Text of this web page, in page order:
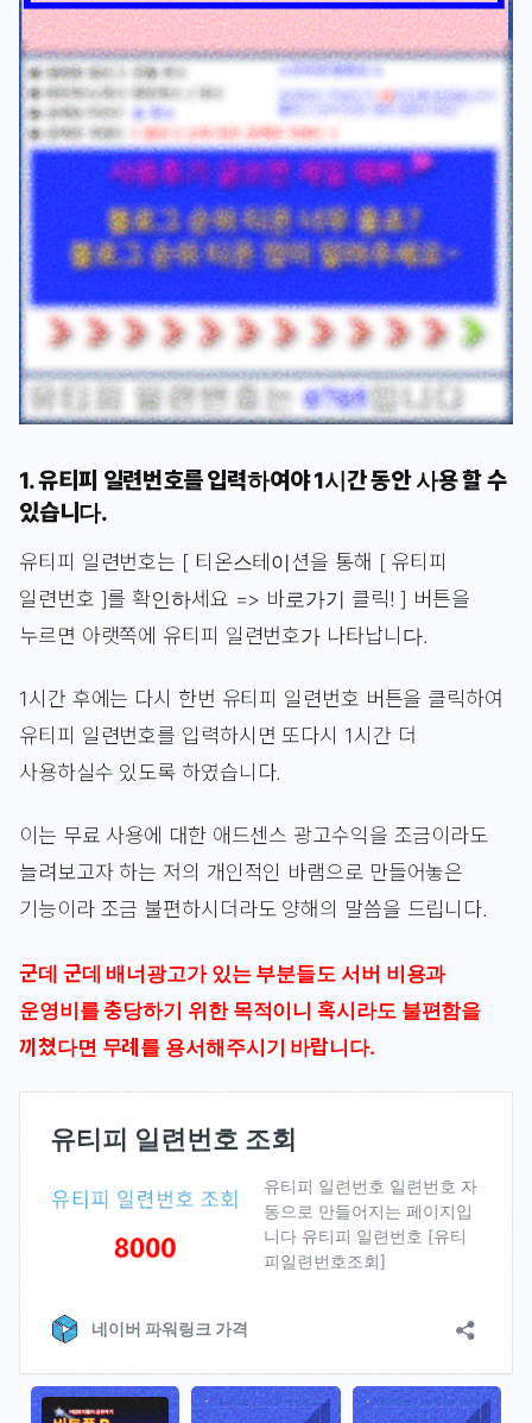
1. 유티피 일련번호를 입력하여야 1시간 동안 사용 할 수
있습니다.
유티피 일련번호는 [ 티온스테이션을 통해 [ 유티피
일련번호 ]를 확인하세요 => 바로가기 클릭! ] 버튼을
누르면 아랫쪽에 유티피 일련번호가 나타납니다.
1시간 후에는 다시 한번 유티피 일련번호 버튼을 클릭하여
유티피 일련번호를 입력하시면 또다시 1시간 더
사용하실수 있도록 하였습니다.
이는 무료 사용에 대한 애드센스 광고수익을 조금이라도
늘려보고자 하는 저의 개인적인 바램으로 만들어놓은
기능이라 조금 불편하시더라도 양해의 말씀을 드립니다.
군데 군데 배너광고가 있는 부분들도 서버 비용과
운영비를 충당하기 위한 목적이니 혹시라도 불편함을
끼쳤다면 무례를 용서해주시기 바랍니다.